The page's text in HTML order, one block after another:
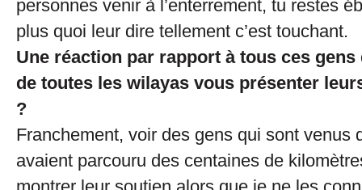
personnes venir à l’enterrement, tu restes
plus quoi leur dire tellement c’est touchant.
Une réaction par rapport à tous ces
de toutes les wilayas vous présenter
?
Franchement, voir des gens qui sont venus
avaient parcouru des centaines de